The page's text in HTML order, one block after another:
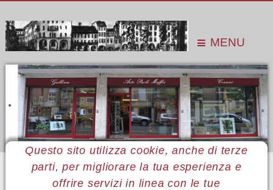
MENU
Questo sito utilizza cookie, anche di terze
parti, per migliorare la tua esperienza e
offrire servizi in linea con le tue
Sei qui: Home Le mostre
Mostre 2012
The Art of the assemblage